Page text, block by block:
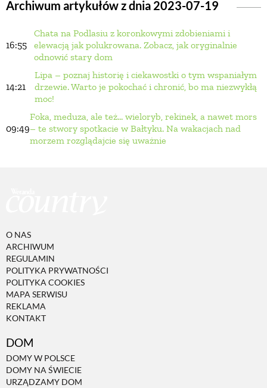
Archiwum artykułów z dnia 2023-07-19
16:55
Chata na Podlasiu z koronkowymi zdobieniami i
elewacją jak polukrowana. Zobacz, jak oryginalnie
odnowić stary dom
14:21
Lipa – poznaj historię i ciekawostki o tym wspaniałym
drzewie. Warto je pokochać i chronić, bo ma niezwykłą
moc!
09:49
Foka, meduza, ale też... wieloryb, rekinek, a nawet mors
– te stwory spotkacie w Bałtyku. Na wakacjach nad
morzem rozglądajcie się uważnie
O NAS
ARCHIWUM
REGULAMIN
POLITYKA PRYWATNOŚCI
POLITYKA COOKIES
MAPA SERWISU
REKLAMA
KONTAKT
DOM
DOMY W POLSCE
DOMY NA ŚWIECIE
URZĄDZAMY DOM
BUDUJEMY DOM
OGRÓD
WARZYWA I OWOCE
ROŚLINY OGRODOWE
NATURALNA APTECZKA